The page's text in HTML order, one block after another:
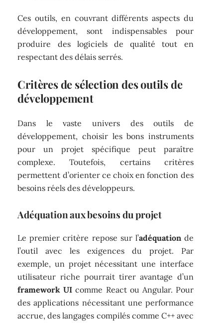
Ces outils, en couvrant différents aspects du
développement, sont indispensables pour
produire des logiciels de qualité tout en
respectant des délais serrés.
Critères de sélection des outils de
développement
Dans le vaste univers des outils de
développement, choisir les bons instruments
pour un projet spécifique peut paraître
complexe. Toutefois, certains critères
permettent d’orienter ce choix en fonction des
besoins réels des développeurs.
Adéquation aux besoins du projet
Le premier critère repose sur l’adéquationde
l’outil avec les exigences du projet. Par
exemple, un projet nécessitant une interface
utilisateur riche pourrait tirer avantage d’un
framework UI comme React ou Angular. Pour
des applications nécessitant une performance
accrue, des langages compilés comme C++ avec